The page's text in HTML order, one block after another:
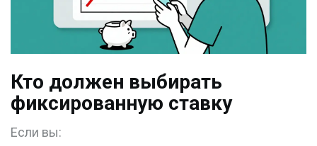
Кто должен выбирать
фиксированную ставку
Если вы: